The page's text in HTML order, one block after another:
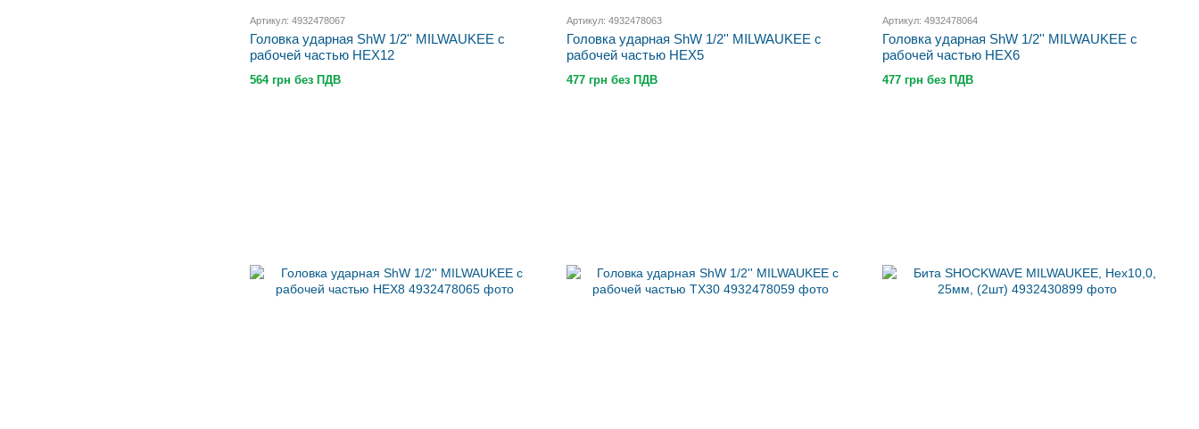
Артикул: 4932478067
Головка ударная ShW 1/2'' MILWAUKEE с
рабочей частью HEX12
564 грн без ПДВ
Артикул: 4932478063
Головка ударная ShW 1/2'' MILWAUKEE с
рабочей частью HEX5
477 грн без ПДВ
Артикул: 4932478064
Головка ударная ShW 1/2'' MILWAUKEE с
рабочей частью HEX6
477 грн без ПДВ